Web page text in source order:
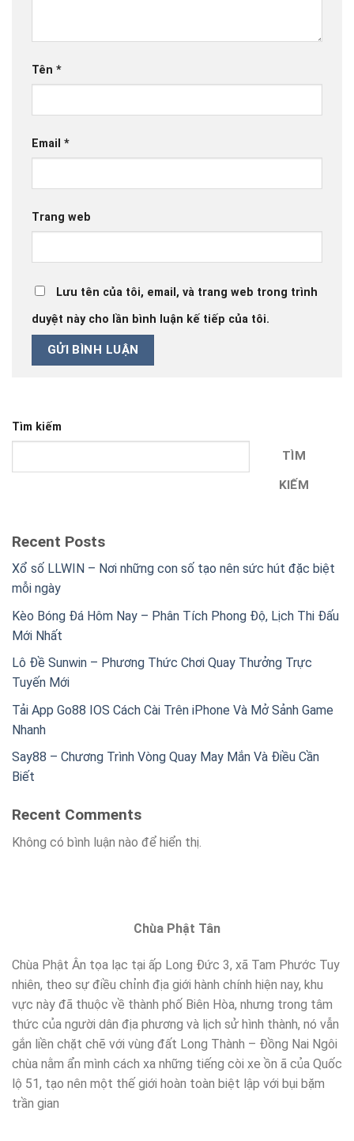
Tên *
Email *
Trang web
Lưu tên của tôi, email, và trang web trong trình
duyệt này cho lần bình luận kế tiếp của tôi.
Tìm kiếm
TÌM
KIẾM
Recent Posts
Xổ số LLWIN – Nơi những con số tạo nên sức hút đặc biệt
mỗi ngày
Kèo Bóng Đá Hôm Nay – Phân Tích Phong Độ, Lịch Thi Đấu
Mới Nhất
Lô Đề Sunwin – Phương Thức Chơi Quay Thưởng Trực
Tuyến Mới
Tải App Go88 IOS Cách Cài Trên iPhone Và Mở Sảnh Game
Nhanh
Say88 – Chương Trình Vòng Quay May Mắn Và Điều Cần
Biết
Recent Comments
Không có bình luận nào để hiển thị.
Chùa Phật Tân
Chùa Phật Ân tọa lạc tại ấp Long Đức 3, xã Tam Phước Tuy
nhiên, theo sự điều chỉnh địa giới hành chính hiện nay, khu
vực này đã thuộc về thành phố Biên Hòa, nhưng trong tâm
thức của người dân địa phương và lịch sử hình thành, nó vẫn
gắn liền chặt chẽ với vùng đất Long Thành – Đồng Nai Ngôi
chùa nằm ẩn mình cách xa những tiếng còi xe ồn ã của Quốc
lộ 51, tạo nên một thế giới hoàn toàn biệt lập với bụi bặm
trần gian